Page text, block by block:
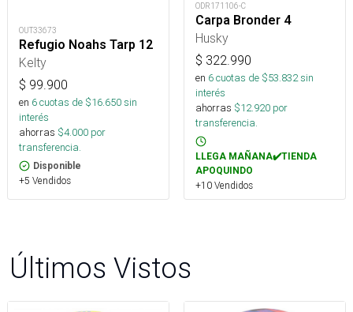
OUT33673
Refugio Noahs Tarp 12
Kelty
$ 99.900
en 6cuotas de $16.650sin
interés
ahorras $4.000 por
transferencia.
Disponible
+5 Vendidos
ODR171106-C
Carpa Bronder 4
Husky
$ 322.990
en 6cuotas de $53.832sin
interés
ahorras $12.920 por
transferencia.
LLEGA MAÑANA✔️TIENDA
APOQUINDO
+10 Vendidos
Últimos Vistos